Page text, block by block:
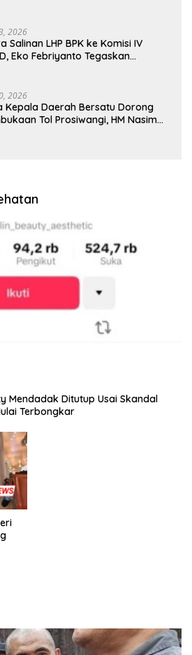
2026
Salinan LHP BPK ke Komisi IV
Eko Febriyanto Tegaskan
2026
Kepala Daerah Bersatu Dorong
Tol Prosiwangi, HM Nasim
Mendadak Ditutup Usai Skandal
Terbongkar